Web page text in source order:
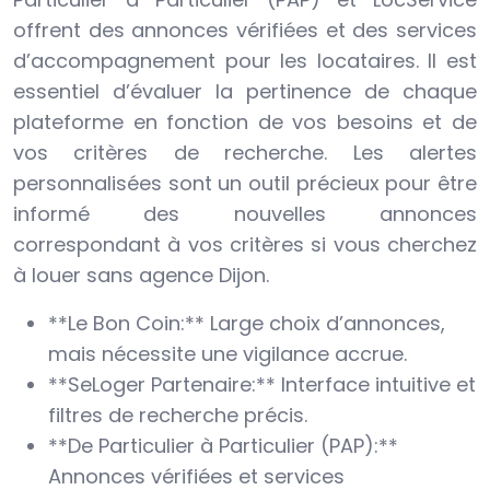
offrent des annonces vérifiées et des services
d’accompagnement pour les locataires. Il est
essentiel d’évaluer la pertinence de chaque
plateforme en fonction de vos besoins et de
vos critères de recherche. Les alertes
personnalisées sont un outil précieux pour être
informé des nouvelles annonces
correspondant à vos critères si vous cherchez
à louer sans agence Dijon.
**Le Bon Coin:** Large choix d’annonces,
mais nécessite une vigilance accrue.
**SeLoger Partenaire:** Interface intuitive et
filtres de recherche précis.
**De Particulier à Particulier (PAP):**
Annonces vérifiées et services